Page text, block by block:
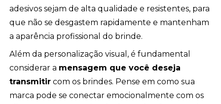
adesivos sejam de alta qualidade e resistentes, para
que não se desgastem rapidamente e mantenham
a aparência profissional do brinde.
Além da personalização visual, é fundamental
considerar a mensagem que você deseja
transmitir com os brindes. Pense em como sua
marca pode se conectar emocionalmente com os